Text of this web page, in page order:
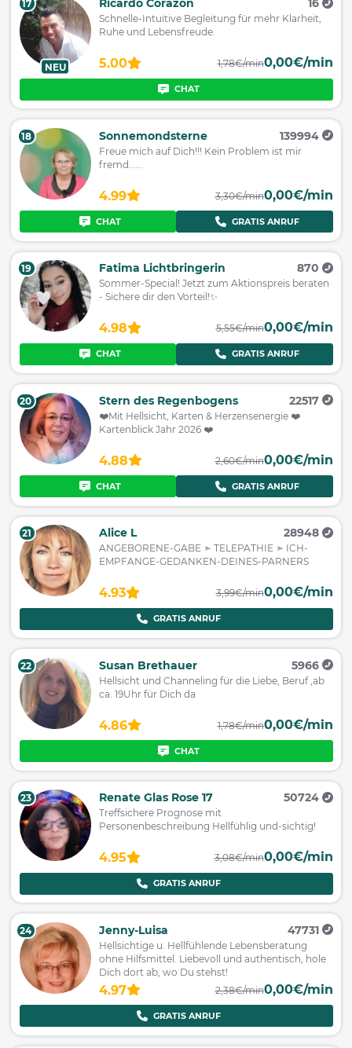
NEU
17 Ricardo Corazon 16
Schnelle-Intuitive Begleitung für mehr Klarheit,
Ruhe und Lebensfreude.
5.00 1,78€/min0,00€/min
CHAT
18 Sonnemondsterne 139994
Freue mich auf Dich!!! Kein Problem ist mir
fremd......
4.99 3,30€/min0,00€/min
CHAT GRATIS ANRUF
19 Fatima Lichtbringerin 870
Sommer-Special! Jetzt zum Aktionspreis beraten
- Sichere dir den Vorteil!✨
4.98 5,55€/min0,00€/min
CHAT GRATIS ANRUF
20 Stern des Regenbogens 22517
❤️Mit Hellsicht, Karten & Herzensenergie ❤️
Kartenblick Jahr 2026 ❤️
4.88 2,60€/min0,00€/min
CHAT GRATIS ANRUF
21 Alice L 28948
ANGEBORENE-GABE ➣ TELEPATHIE ➣ ICH-
EMPFANGE-GEDANKEN-DEINES-PARNERS
4.93 3,99€/min0,00€/min
GRATIS ANRUF
22 Susan Brethauer 5966
Hellsicht und Channeling für die Liebe, Beruf ,ab
ca. 19Uhr für Dich da
4.86 1,78€/min0,00€/min
CHAT
23 Renate Glas Rose 17 50724
Treffsichere Prognose mit
Personenbeschreibung Hellfühlig und-sichtig!
4.95 3,08€/min0,00€/min
GRATIS ANRUF
24 Jenny-Luisa 47731
Hellsichtige u. Hellfühlende Lebensberatung
ohne Hilfsmittel. Liebevoll und authentisch, hole
Dich dort ab, wo Du stehst!
4.97 2,38€/min0,00€/min
GRATIS ANRUF